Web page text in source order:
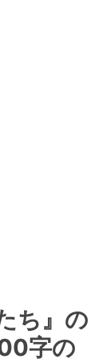
ち』の
字の